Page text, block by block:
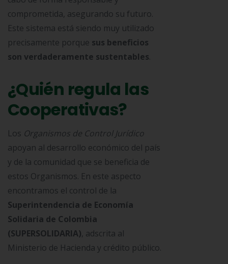
comprometida, asegurando su futuro.
Este sistema está siendo muy utilizado
precisamente porque sus beneficios
son verdaderamente sustentables.
¿Quién regula las
Cooperativas?
Los Organismos de Control Jurídico
apoyan al desarrollo económico del país
y de la comunidad que se beneficia de
estos Organismos. En este aspecto
encontramos el control de la
Superintendencia de Economía
Solidaria de Colombia
(SUPERSOLIDARIA), adscrita al
Ministerio de Hacienda y crédito público.